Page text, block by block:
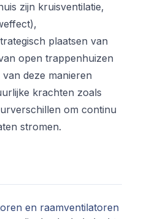
zijn kruisventilatie,
plaatsen van
open trappenhuizen
deze manieren
krachten zoals
om continu
stromen.
en raamventilatoren